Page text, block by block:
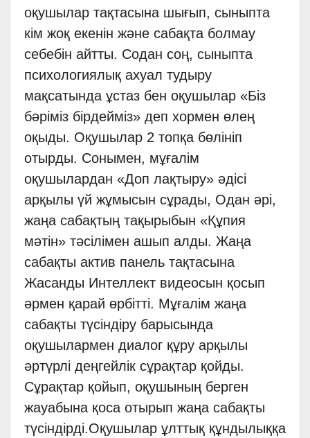
оқушылар тақтасына шығып, сыныпта
кім жоқ екенін және сабақта болмау
себебін айтты. Содан соң, сыныпта
психологиялық ахуал тудыру
мақсатында ұстаз бен оқушылар «Біз
бәріміз бірдейміз» деп хормен өлең
оқыды. Оқушылар 2 топқа бөлініп
отырды. Сонымен, мұғалім
оқушылардан «Доп лақтыру» әдісі
арқылы үй жұмысын сұрады, Одан әрі,
жаңа сабақтың тақырыбын «Құпия
мәтін» тәсілімен ашып алды. Жаңа
сабақты актив панель тақтасына
Жасанды Интеллект видеосын қосып
әрмен қарай өрбітті. Мұғалім жаңа
сабақты түсіндіру барысында
оқушылармен диалог құру арқылы
әртүрлі деңгейлік сұрақтар қойды.
Сұрақтар қойып, оқушының берген
жауабына қоса отырып жаңа сабақты
түсіндірді.Оқушылар ұлттық құндылыққа